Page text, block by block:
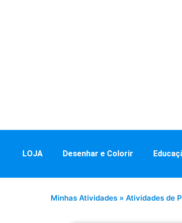
LOJA Desenhar e Colorir
Minhas Atividades » Atividades de